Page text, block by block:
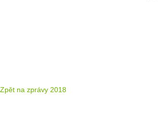
Zpět na zprávy 2018